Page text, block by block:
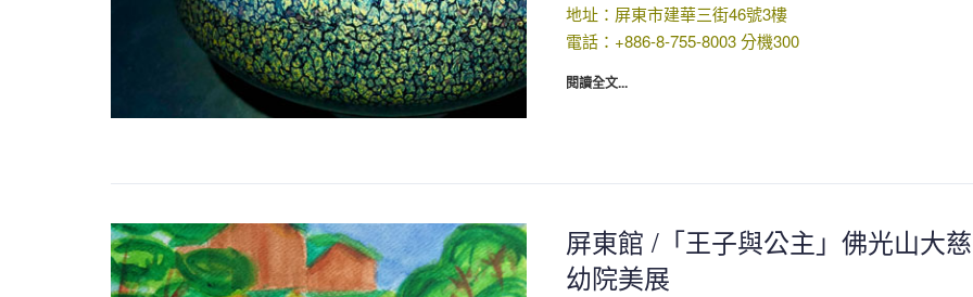
地址：屏東市建華三街46號3樓
電話：+886-8-755-8003 分機300
閱讀全文...
屏東館 /「王子與公主」佛光山大
幼院美展